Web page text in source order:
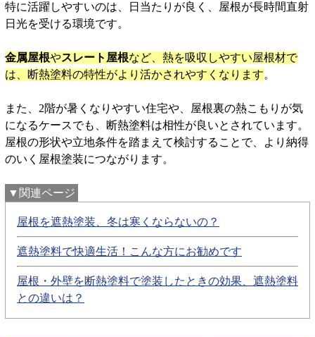
特に活躍しやすいのは、日当たりが良く、屋根が長時間直射
日光を受ける環境です。
金属屋根やスレート屋根など、熱を吸収しやすい屋根材で
は、断熱塗料の特性がより活かされやすくなります。
また、2階が暑くなりやすい住宅や、屋根裏の熱こもりが気
になるケースでも、断熱塗料は相性が良いとされています。
屋根の形状や立地条件を踏まえて検討することで、より納得
のいく屋根塗装につながります。
▼関連ページ
屋根を遮熱塗装、冬は寒くならないの？
遮熱塗料で快適生活！こんな方にお勧めです
屋根・外壁を断熱塗料で塗装したときの効果、遮熱塗料
との違いは？